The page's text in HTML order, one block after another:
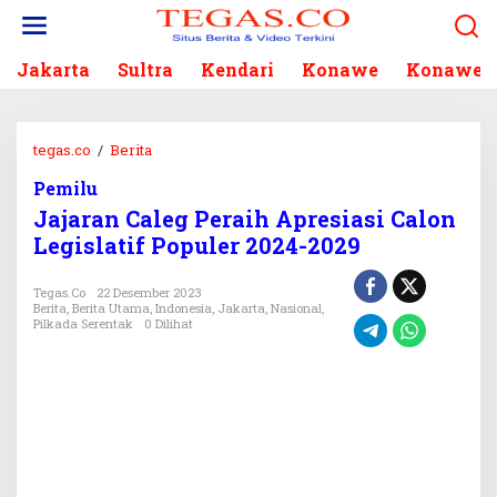
Jakarta Sultra Kendari Konawe Konawe
tegas.co / Berita
a
r
a
C
a
Pemilu
Jajaran Caleg Peraih Apresiasi Calon
Legislatif Populer 2024-2029
Tegas.co
22 Desember 2023
Berita, Berita Utama, Indonesia, Jakarta, Nasional,
Pilkada Serentak
0 Dilihat